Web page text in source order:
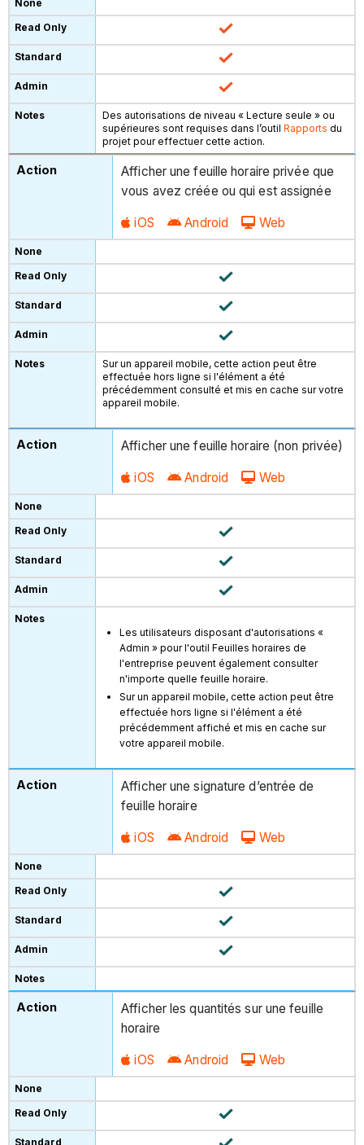
Des autorisations de niveau « Lecture seule » ou
supérieures sont requises dans l’outilRapports du
projet pour effectuer cette action.
Afficher une feuille horaire privée que
vous avez créée ou qui est assignée
iOS Android Web
Sur un appareil mobile, cette action peut être
effectuée hors ligne si l'élément a été
précédemment consulté et mis en cache sur votre
appareil mobile.
Afficher une feuille horaire (non privée)
iOS Android Web
Les utilisateurs disposant d'autorisations «
Admin » pour l'outil Feuilles horaires de
l'entreprise peuvent également consulter
n'importe quelle feuille horaire.
Sur un appareil mobile, cette action peut être
effectuée hors ligne si l'élément a été
précédemment affiché et mis en cache sur
votre appareil mobile.
Afficher une signature d’entrée de
feuille horaire
iOS Android Web
Afficher les quantités sur une feuille
horaire
iOS Android Web